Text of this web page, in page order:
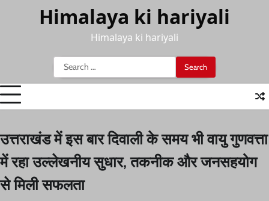
Himalaya ki hariyali
Himalaya ki hariyali
Search
for:
उत्तराखंड में इस बार दिवाली के समय भी वायु गुणवत्ता
में रहा उल्लेखनीय सुधार, तकनीक और जनसहयोग
से मिली सफलता